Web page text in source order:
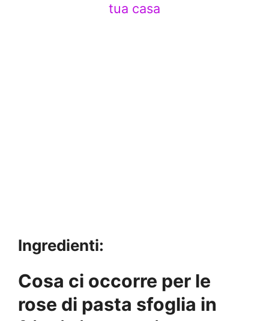
tua casa
Ingredienti:
Cosa ci occorre per le
rose di pasta sfoglia in